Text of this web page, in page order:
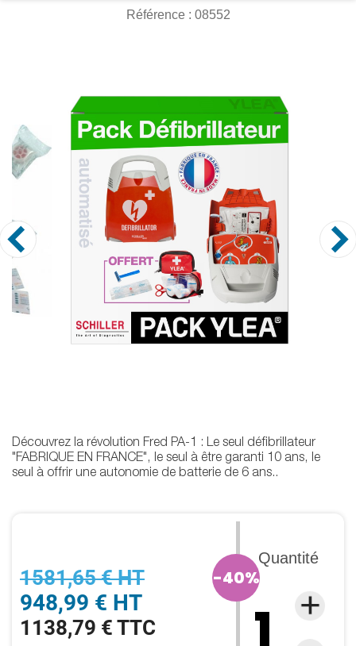
Référence : 08552
1581,65 € HT
948,99 € HT
1138,79 € TTC
-40%
Quantité
Découvrez la révolution Fred PA-1 : Le seul défibrillateur
"FABRIQUE EN FRANCE", le seul à être garanti 10 ans, le
seul à offrir une autonomie de batterie de 6 ans..